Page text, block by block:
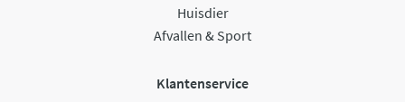
Huisdier
Afvallen & Sport
Klantenservice